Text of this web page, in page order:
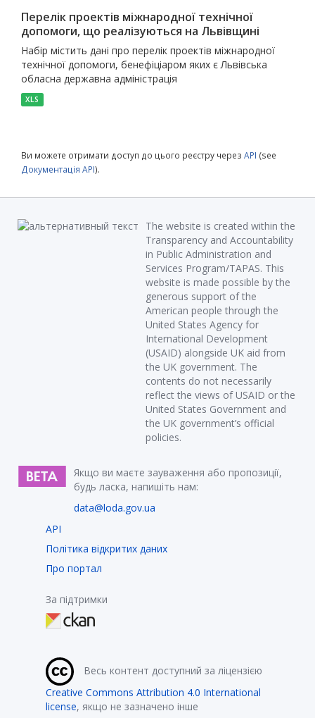
Перелік проектів міжнародної технічної
допомоги, що реалізуються на Львівщині
Набір містить дані про перелік проектів міжнародної
технічної допомоги, бенефіціаром яких є Львівська
обласна державна адміністрація
XLS
Ви можете отримати доступ до цього реєстру через API (see
Документація API).
The website is created within the
Transparency and Accountability
in Public Administration and
Services Program/TAPAS. This
website is made possible by the
generous support of the
American people through the
United States Agency for
International Development
(USAID) alongside UK aid from
the UK government. The
contents do not necessarily
reflect the views of USAID or the
United States Government and
the UK government’s official
policies.
Якщо ви маєте зауваження або пропозиції,
будь ласка, напишіть нам:
data@loda.gov.ua
API
Політика відкритих даних
Про портал
За підтримки
Весь контент доступний за ліцензією
Creative Commons Attribution 4.0 International
license, якщо не зазначено інше